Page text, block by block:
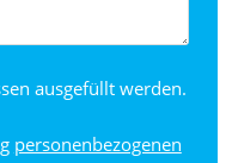
ausgefüllt werden.
personenbezogenen